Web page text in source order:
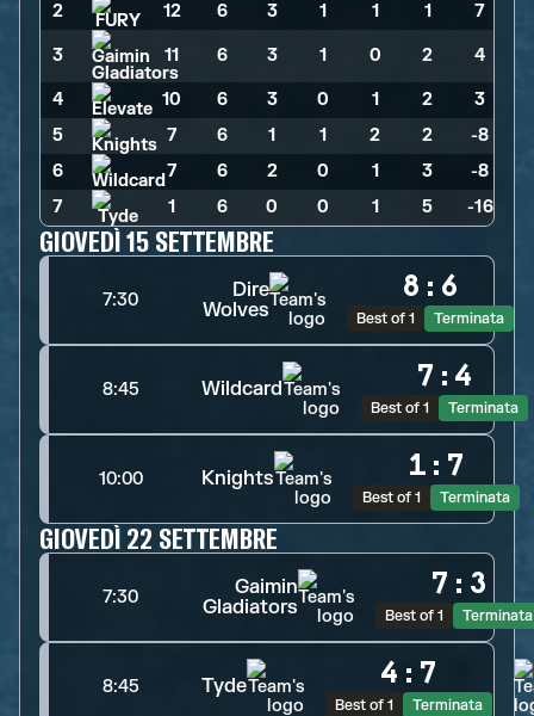
2 12 6 3 1 1 1 7
3 11 6 3 1 0 2 4
4 10 6 3 0 1 2
3
5
7 6 1 1 2 2
-8
6
7 6 2 0 1 3
-8
7
1 6 0 0 1 5 -16
GIOVEDÌ 15 SETTEMBRE
7:30
Dire
Wolves
8 : 6
Best of 1 Terminata
8:45 Wildcard 7 : 4
Best of 1 Terminata
10:00 Knights 1 : 7
Best of 1 Terminata
GIOVEDÌ 22 SETTEMBRE
7:30
Gaimin
Gladiators
7 : 3
Best of 1 Terminata
8:45 Tyde 4 : 7
Best of 1 Terminata